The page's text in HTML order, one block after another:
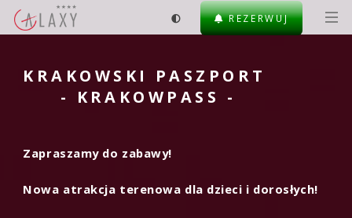
REZERWUJ
KRAKOWSKI PASZPORT
- KRAKOWPASS -
Zapraszamy do zabawy!
Nowa atrakcja terenowa dla dzieci i dorosłych!